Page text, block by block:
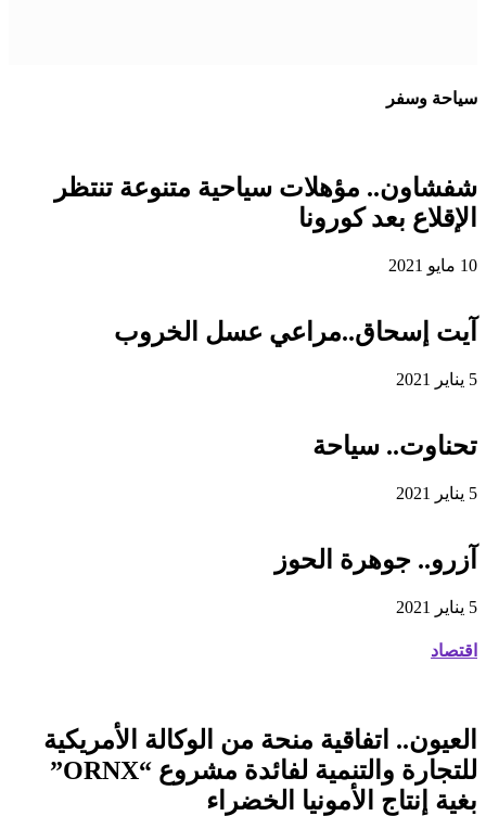
سياحة وسفر
شفشاون.. مؤهلات سياحية متنوعة تنتظر
الإقلاع بعد كورونا
10 مايو 2021
آيت إسحاق..مراعي عسل الخروب
5 يناير 2021
تحناوت.. سياحة
5 يناير 2021
آزرو.. جوهرة الحوز
5 يناير 2021
اقتصاد
العيون.. اتفاقية منحة من الوكالة الأمريكية
للتجارة والتنمية لفائدة مشروع “ORNX”
بغية إنتاج الأمونيا الخضراء